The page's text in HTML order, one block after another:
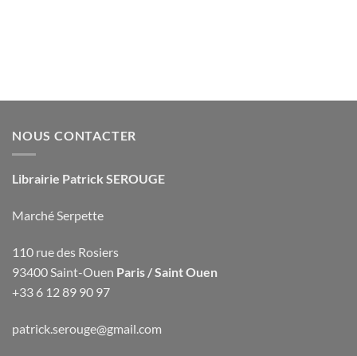
NOUS CONTACTER
Librairie Patrick SEROUGE
Marché Serpette
110 rue des Rosiers
93400 Saint-Ouen Paris / Saint Ouen
+33 6 12 89 90 97
patrick.serouge@gmail.com